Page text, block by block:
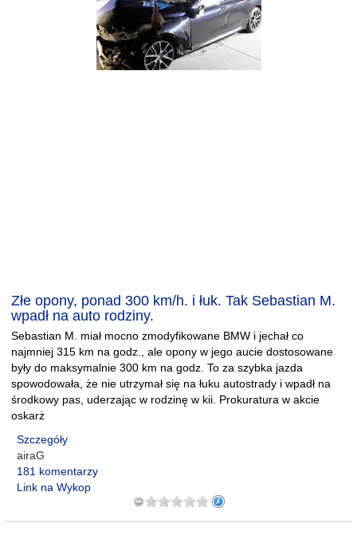
Złe opony, ponad 300 km/h. i łuk. Tak Sebastian M.
wpadł na auto rodziny.
Sebastian M. miał mocno zmodyfikowane BMW i jechał co
najmniej 315 km na godz., ale opony w jego aucie dostosowane
były do maksymalnie 300 km na godz. To za szybka jazda
spowodowała, że nie utrzymał się na łuku autostrady i wpadł na
środkowy pas, uderzając w rodzinę w kii. Prokuratura w akcie
oskarż
Szczegóły
airaG
181 komentarzy
Link na Wykop